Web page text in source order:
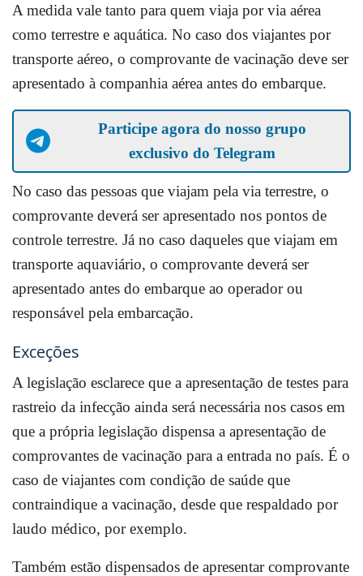
A medida vale tanto para quem viaja por via aérea
como terrestre e aquática. No caso dos viajantes por
transporte aéreo, o comprovante de vacinação deve ser
apresentado à companhia aérea antes do embarque.
Participe agora do nosso grupo
exclusivo do Telegram
No caso das pessoas que viajam pela via terrestre, o
comprovante deverá ser apresentado nos pontos de
controle terrestre. Já no caso daqueles que viajam em
transporte aquaviário, o comprovante deverá ser
apresentado antes do embarque ao operador ou
responsável pela embarcação.
Exceções
A legislação esclarece que a apresentação de testes para
rastreio da infecção ainda será necessária nos casos em
que a própria legislação dispensa a apresentação de
comprovantes de vacinação para a entrada no país. É o
caso de viajantes com condição de saúde que
contraindique a vacinação, desde que respaldado por
laudo médico, por exemplo.
Também estão dispensados de apresentar comprovante